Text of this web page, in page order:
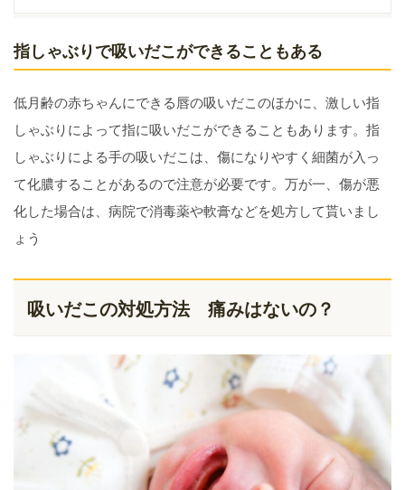
指しゃぶりで吸いだこができることもある
低月齢の赤ちゃんにできる唇の吸いだこのほかに、激しい指
しゃぶりによって指に吸いだこができることもあります。指
しゃぶりによる手の吸いだこは、傷になりやすく細菌が入っ
て化膿することがあるので注意が必要です。万が一、傷が悪
化した場合は、病院で消毒薬や軟膏などを処方して貰いまし
ょう
吸いだこの対処方法 痛みはないの？